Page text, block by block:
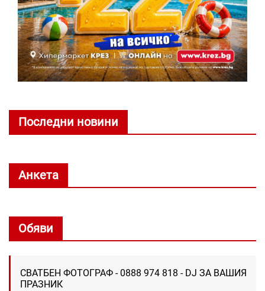
Последни новини
Анкета
Обяви
СВАТБЕН ФОТОГРАФ - 0888 974 818 - DJ ЗА ВАШИЯ
ПРАЗНИК